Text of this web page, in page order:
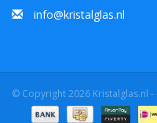
info@kristalglas.nl
© Copyright 2026 Kristalglas.nl